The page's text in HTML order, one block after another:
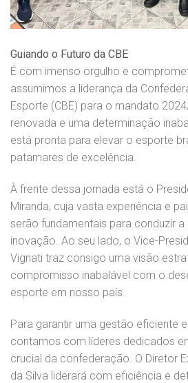
Guiando o Futuro da CBE
É com imenso orgulho e
assumimos a liderança da
Esporte (CBE) para o mandato
renovada e uma determinação
está pronta para elevar o esporte
patamares de excelência.
À frente dessa jornada está o
Miranda, cuja vasta experiência e
serão fundamentais para conduzir
inovação. Ao seu lado, o Vice-
Vignati traz consigo uma visão
compromisso inabalável com o
esporte em nosso país.
Para garantir uma gestão eficiente
contamos com líderes dedicados
crucial da confederação. O Diretor
da Silva liderará com eficiência e